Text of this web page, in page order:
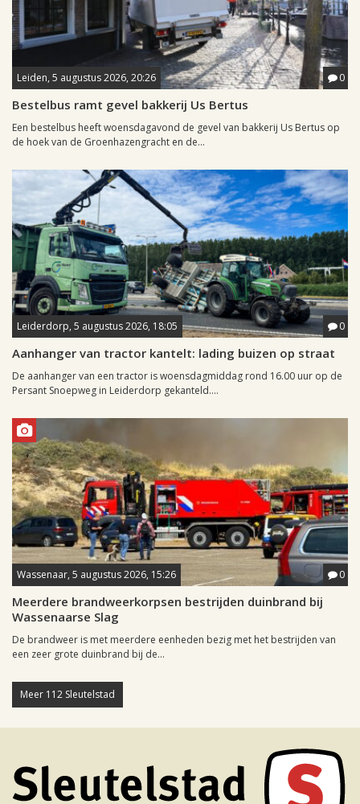
Leiden, 5 augustus 2026, 20:26 0
Bestelbus ramt gevel bakkerij Us Bertus
Een bestelbus heeft woensdagavond de gevel van bakkerij Us Bertus op
de hoek van de Groenhazengracht en de...
Leiderdorp, 5 augustus 2026, 18:05 0
Aanhanger van tractor kantelt: lading buizen op straat
De aanhanger van een tractor is woensdagmiddag rond 16.00 uur op de
Persant Snoepweg in Leiderdorp gekanteld....
Wassenaar, 5 augustus 2026, 15:26 0
Meerdere brandweerkorpsen bestrijden duinbrand bij
Wassenaarse Slag
De brandweer is met meerdere eenheden bezig met het bestrijden van
een zeer grote duinbrand bij de...
Meer 112 Sleutelstad